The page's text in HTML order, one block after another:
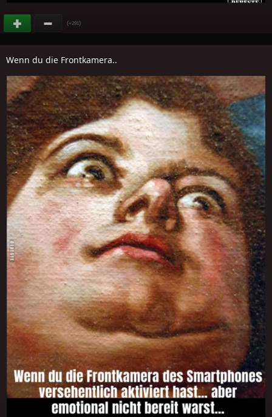
(+291)
Wenn du die Frontkamera..